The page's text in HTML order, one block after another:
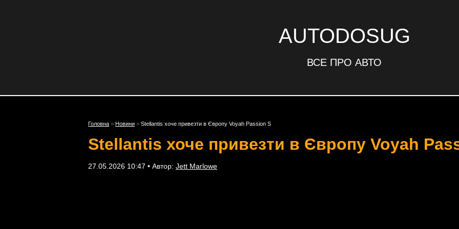
AUTODOSUG
ВСЕ ПРО АВТО
Головна » Новини » Stellantis хоче привезти в Європу Voyah Passion S
Stellantis хоче привезти в Європу Voyah
27.05.2026 10:47 • Автор: Jett Marlowe